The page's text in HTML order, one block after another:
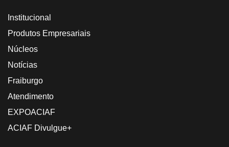
Institucional
Produtos Empresariais
Núcleos
Notícias
Fraiburgo
Atendimento
EXPOACIAF
ACIAF Divulgue+